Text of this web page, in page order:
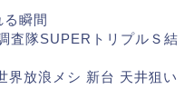
瞬間
査隊SUPERトリプルＳ結
界放浪メシ 新台 天井狙い